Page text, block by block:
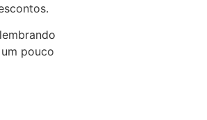
pouco